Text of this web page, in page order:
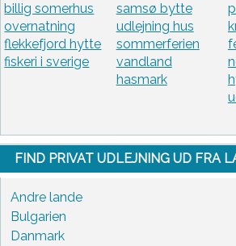
billig somerhus
overnatning
flekkefjord hytte
fiskeri i sverige
samsø bytte
udlejning hus
sommerferien
vandland
hasmark
FIND PRIVAT UDLEJNING UD FRA
Andre lande
Bulgarien
Danmark